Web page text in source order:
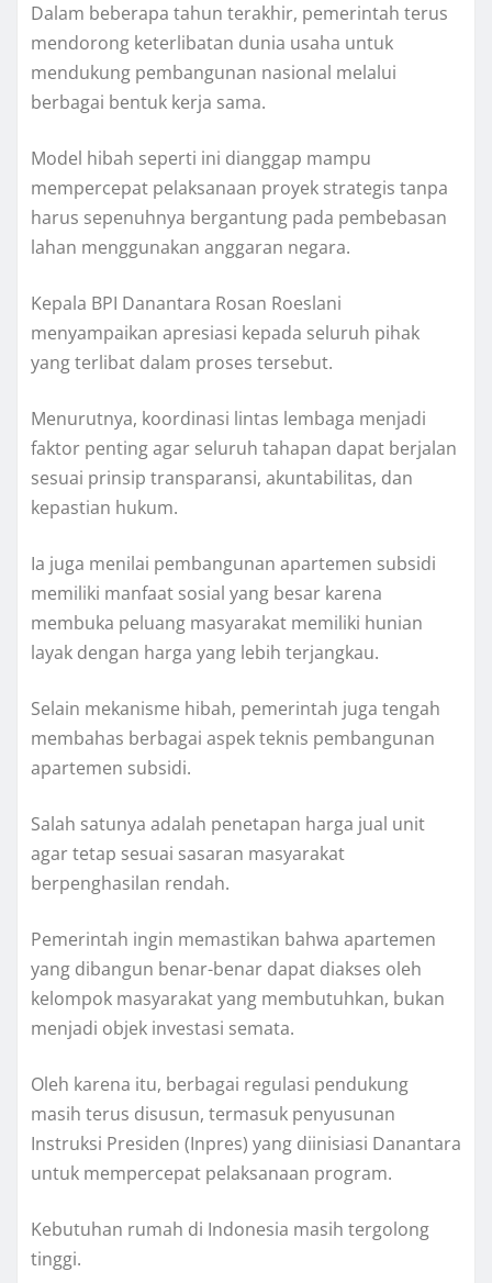
Dalam beberapa tahun terakhir, pemerintah terus
mendorong keterlibatan dunia usaha untuk
mendukung pembangunan nasional melalui
berbagai bentuk kerja sama.
Model hibah seperti ini dianggap mampu
mempercepat pelaksanaan proyek strategis tanpa
harus sepenuhnya bergantung pada pembebasan
lahan menggunakan anggaran negara.
Kepala BPI Danantara Rosan Roeslani
menyampaikan apresiasi kepada seluruh pihak
yang terlibat dalam proses tersebut.
Menurutnya, koordinasi lintas lembaga menjadi
faktor penting agar seluruh tahapan dapat berjalan
sesuai prinsip transparansi, akuntabilitas, dan
kepastian hukum.
Ia juga menilai pembangunan apartemen subsidi
memiliki manfaat sosial yang besar karena
membuka peluang masyarakat memiliki hunian
layak dengan harga yang lebih terjangkau.
Selain mekanisme hibah, pemerintah juga tengah
membahas berbagai aspek teknis pembangunan
apartemen subsidi.
Salah satunya adalah penetapan harga jual unit
agar tetap sesuai sasaran masyarakat
berpenghasilan rendah.
Pemerintah ingin memastikan bahwa apartemen
yang dibangun benar-benar dapat diakses oleh
kelompok masyarakat yang membutuhkan, bukan
menjadi objek investasi semata.
Oleh karena itu, berbagai regulasi pendukung
masih terus disusun, termasuk penyusunan
Instruksi Presiden (Inpres) yang diinisiasi Danantara
untuk mempercepat pelaksanaan program.
Kebutuhan rumah di Indonesia masih tergolong
tinggi.